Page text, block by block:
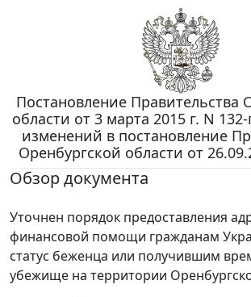
Постановление Правительства
области от 3 марта 2015 г. N
изменений в постановление
Оренбургской области от
Обзор документа
Уточнен порядок предоставления
финансовой помощи гражданам
статус беженца или получившим
убежище на территории